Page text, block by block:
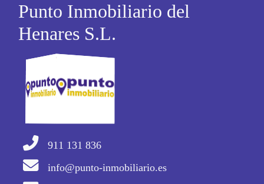
Punto Inmobiliario del
Henares S.L.
911 131 836
info@punto-inmobiliario.es